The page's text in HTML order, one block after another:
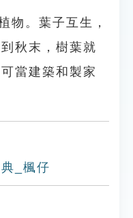
物。葉子互生，
秋末，樹葉就
當建築和製家
_楓仔